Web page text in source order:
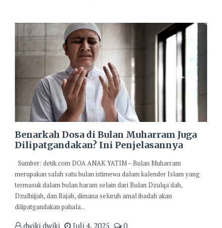
Benarkah Dosa di Bulan Muharram Juga
Dilipatgandakan? Ini Penjelasannya
Sumber: detik.com DOA ANAK YATIM – Bulan Muharram
merupakan salah satu bulan istimewa dalam kalender Islam yang
termasuk dalam bulan haram selain dari Bulan Dzulqa'dah,
Dzulhijjah, dan Rajab, dimana seluruh amal ibadah akan
dilipatgandakan pahala...
dwiki dwiki Juli 4, 2025 0